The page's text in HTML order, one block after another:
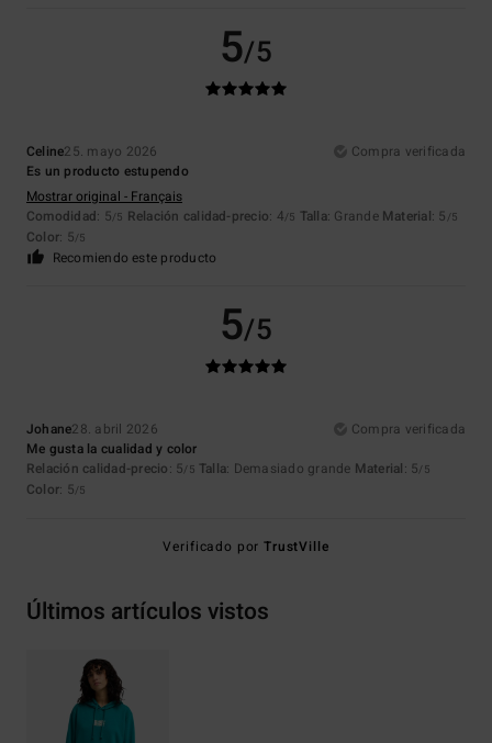
5/5
Celine25. mayo 2026
Compra verificada
Es un producto estupendo
Mostrar original - Français
Comodidad: 5/5 Relación calidad-precio: 4/5 Talla: Grande Material: 5 /5
Color: 5/5
Recomiendo este producto
5/5
Johane28. abril 2026
Compra verificada
Me gusta la cualidad y color
Relación calidad-precio: 5/5 Talla: Demasiado grande Material: 5/5
Color: 5/5
Verificado porTrustVille
Últimos artículos vistos